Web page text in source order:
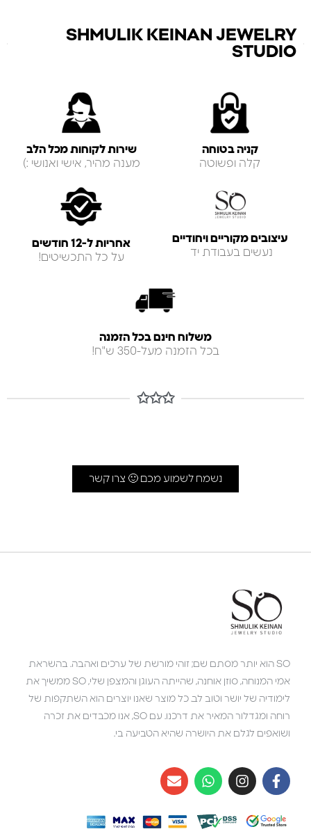
SHMULIK KEINAN JEWELRY
STUDIO
קניה בטוחה
קלה ופשוטה
שירות לקוחות מכל הלב
מענה מהיר, אישי ואנושי :)
עיצובים מקוריים ויחודיים
נעשים בעבודת יד
אחריות ל-12 חודשים
על כל התכשיטים!
משלוח חינם בכל הזמנה
בכל הזמנה מעל-350 ש"ח!
✩✩✩
נשמח לשמוע מכם 🙂 צרו קשר
SO הוא יותר מסתם שם; זוהי מורשת של ערכים ואהבה. בהשראת
אמי המנוחה, סוזן אוחנה, שהייתה העוגן והמצפן שלי, SO ממשיך את
לימודיה של יושר וטוב לב. כל מוצר שאנו יוצרים הוא השתקפות של
רוחה ומגדלור המאיר את דרכנו. עם SO, אנו מכבדים את זכרה
ושואפים לגלם את היושרה שהיא הטביעה בי.